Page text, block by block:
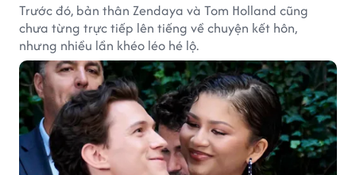
Trước đó, bản thân Zendaya và Tom Holland cũng
chưa từng trực tiếp lên tiếng về chuyện kết hôn,
nhưng nhiều lần khéo léo hé lộ.